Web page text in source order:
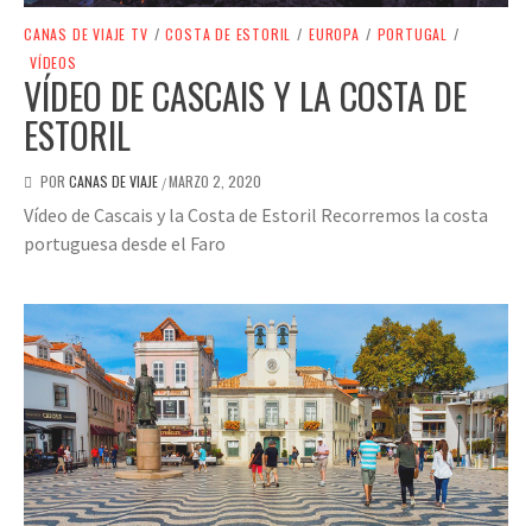
CANAS DE VIAJE TV / COSTA DE ESTORIL / EUROPA / PORTUGAL /
VÍDEOS
VÍDEO DE CASCAIS Y LA COSTA DE
ESTORIL
POR CANAS DE VIAJE /MARZO 2, 2020
Vídeo de Cascais y la Costa de Estoril Recorremos la costa
portuguesa desde el Faro